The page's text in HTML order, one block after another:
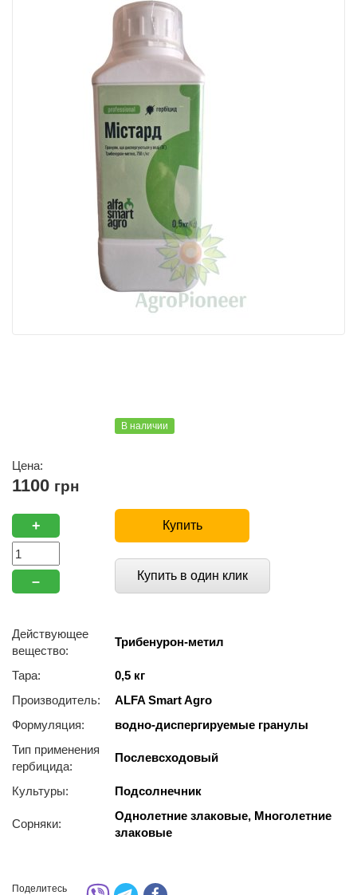
В наличии
Цена:
1100 грн
+
–
Купить
Купить в один клик
Действующее
вещество:
Трибенурон-метил
Тара:
0,5 кг
Производитель:
ALFA Smart Agro
Формуляция:
водно-диспергируемые гранулы
Тип применения
гербицида:
Послевсходовый
Культуры: Подсолнечник
Сорняки:
Однолетние злаковые, Многолетние
злаковые
Поделитесь